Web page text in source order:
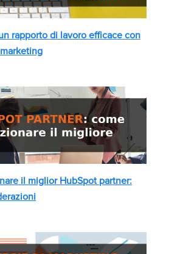
rapporto di lavoro efficace con
il miglior HubSpot partner: